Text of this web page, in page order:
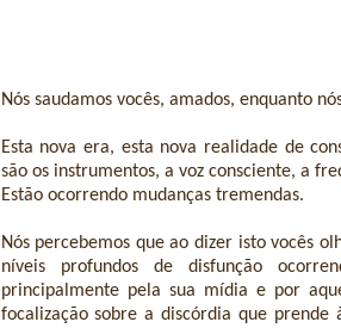
Nós saudamos vocês, amados, enquanto
Esta nova era, esta nova realidade de
são os instrumentos, a voz consciente, a
Estão ocorrendo mudanças tremendas.
Nós percebemos que ao dizer isto vocês
níveis profundos de disfunção
principalmente pela sua mídia e por
focalização sobre a discórdia que